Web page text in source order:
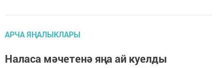
АРЧА ЯҢАЛЫКЛАРЫ
Наласа мәчетенә яңа ай куелды